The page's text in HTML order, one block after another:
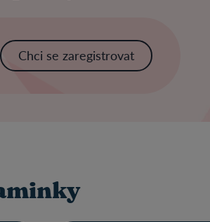
Chci se zaregistrovat